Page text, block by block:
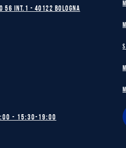
int.1 - 40122 BOLOGNA
- 15:30-19:00